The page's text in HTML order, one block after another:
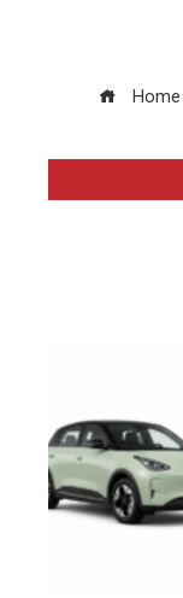
Home